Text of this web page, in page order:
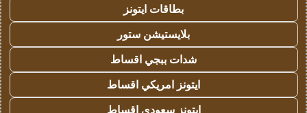
بطاقات ايتونز
بلايستيشن ستور
شدات ببجي اقساط
ايتونز امريكي اقساط
ايتونز سعودي اقساط